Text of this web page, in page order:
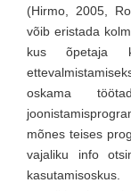
(Hirmo, 2005,
võib eristada
kus õpetaja
oskama
mõnes teises
vajaliku info